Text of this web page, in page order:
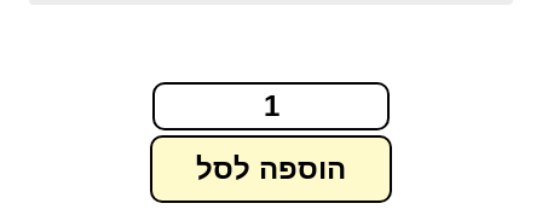
הוספה לסל